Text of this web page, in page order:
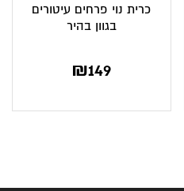
כרית נוי פרחים עיטורים
בגוון בהיר
₪149